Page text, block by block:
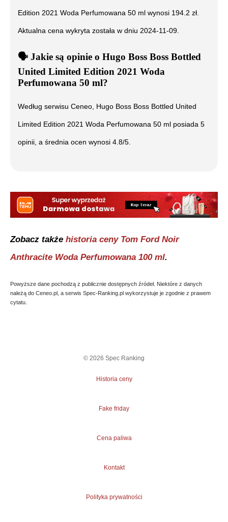
Edition 2021 Woda Perfumowana 50 ml wynosi 194.2 zł.
Aktualna cena wykryta została w dniu 2024-11-09
🗣️ ️ Jakie są opinie o Hugo Boss Boss Bottled
United Limited Edition 2021 Woda
Perfumowana 50 ml?
Według serwisu Ceneo, Hugo Boss Boss Bottled United
Limited Edition 2021 Woda Perfumowana 50 ml posiada 5
opinii, a średnia ocen wynosi 4.8/5.
Zobacz także historia ceny Tom Ford Noir
Anthracite Woda Perfumowana 100 ml.
Powyższe dane pochodzą z publicznie dostępnych źródeł. Niektóre z danych
należą do Ceneo.pl, a serwis Spec-Ranking.pl wykorzystuje je zgodnie z prawem
cytatu.
© 2026 Spec Ranking
Historia ceny
Fake friday
Cena paliwa
Kontakt
Polityka prywatności